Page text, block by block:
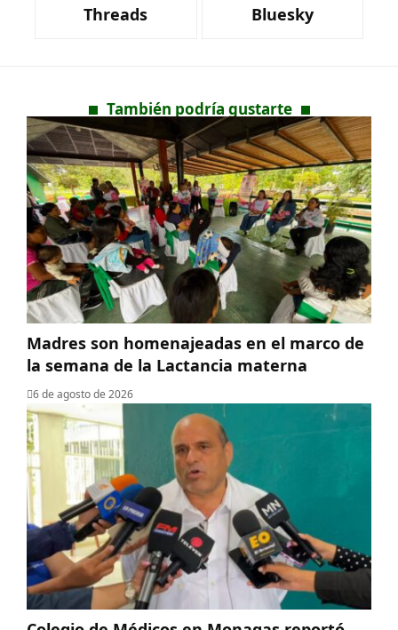
Threads Bluesky
También podría gustarte
Madres son homenajeadas en el marco de
la semana de la Lactancia materna
6 de agosto de 2026